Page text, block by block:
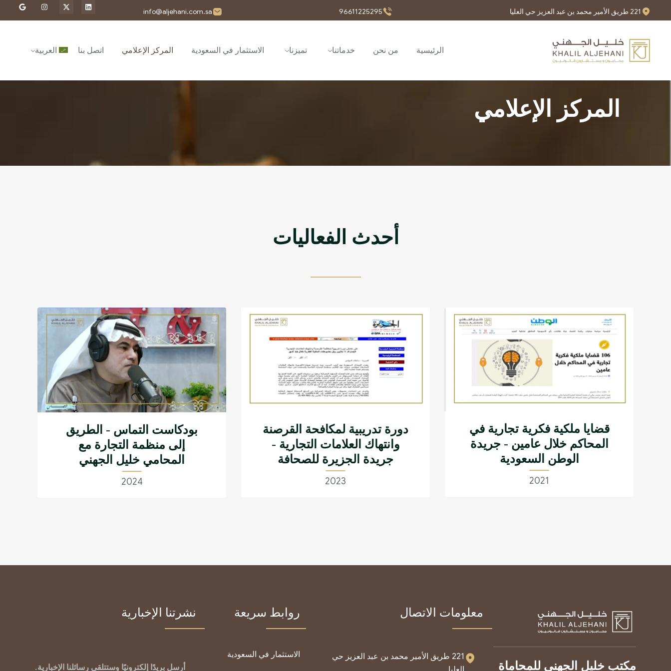
221 طريق الأمير محمد بن عبد العزيز حي العليا 96611225295
info@aljehani.com.sa
الرئيسية من نحن خدماتنا تميزنا الاستثمار في السعودية المركز الإعلامي اتصل بنا العربية
المركز الإعلامي
أحدث الفعاليات
قضايا ملكية فكرية تجارية في
المحاكم خلال عامين - جريدة
الوطن السعودية
2021
دورة تدريبية لمكافحة القرصنة
وانتهاك العلامات التجارية -
جريدة الجزيرة للصحافة
2023
بودكاست التماس - الطريق
إلى منظمة التجارة مع
المحامي خليل الجهني
2024
مكتب خليل الجهني للمحاماة
معلومات الاتصال
221 طريق الأمير محمد بن عبد العزيز حي
روابط سريعة
الاستثمار في السعودية
نشرتنا الإخبارية
أرسل بريدًا إلكترونيًا وستتلقى رسائلنا الإخبارية.